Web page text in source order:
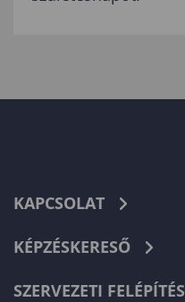
KAPCSOLAT
KÉPZÉSKERESŐ
SZERVEZETI FELÉPÍTÉS